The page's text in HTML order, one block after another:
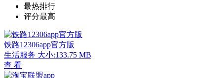
最热排行
评分最高
铁路12306app官方版
生活服务 大小:133.75 MB
查 看